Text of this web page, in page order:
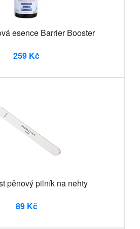
esence Barrier Booster
259 Kč
pěnový pilník na nehty
89 Kč